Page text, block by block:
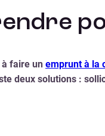
à faire un emprunt à la
deux solutions :